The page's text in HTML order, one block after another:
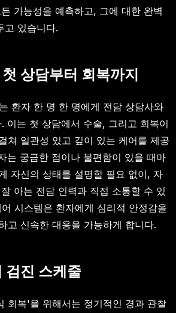
가능성을 예측하고, 그에 대한 완벽
고 있습니다.
상담부터 회복까지
환자 한 명 한 명에게 전담 상담사와
이는 첫 상담에서 수술, 그리고 회복이
쳐 일관성 있고 깊이 있는 케어를 제공
는 궁금한 점이나 불편함이 있을 때마
자신의 상태를 설명할 필요 없이, 자
아는 전담 인력과 직접 소통할 수 있
시스템은 환자에게 심리적 안정감을
고 신속한 대응을 가능하게 합니다.
검진 스케줄
회복'을 위해서는 정기적인 경과 관찰